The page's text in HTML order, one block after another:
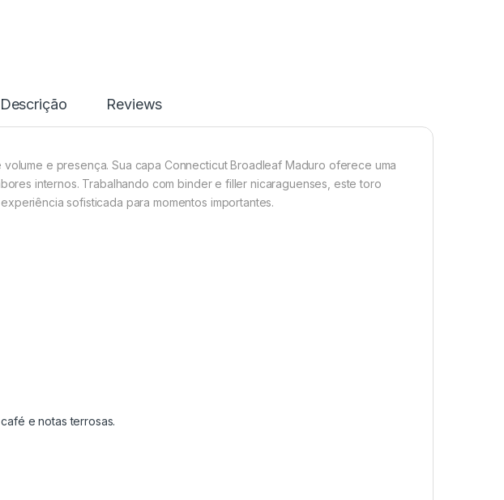
Descrição Reviews
e presença. Sua capa Connecticut Broadleaf Maduro oferece uma
internos. Trabalhando com binder e filler nicaraguenses, este toro
sofisticada para momentos importantes.
e notas terrosas.